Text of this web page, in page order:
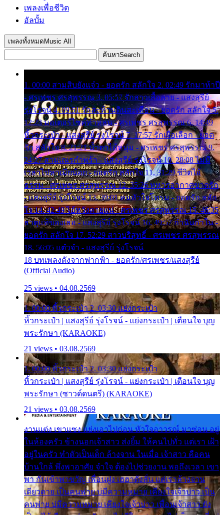
เพลงเพื่อชีวิต
อัลบั้ม
เพลงทั้งหมด Music All
ค้นหาSearch
1. 00:00 สามสิบยังแจ๋ว - ยอดรัก สลักใจ 2. 02:49 รักมาห้าปี
- ศรเพชร ศรสุพรรณ 3. 05:57 รักสาวเสื้อลาย - แสงสุรีย์
รุ่งโรจน์ 4. 09:51 รักสะท้านดินสะเทือน - ยอดรัก สลักใจ 5.
12:23 มอเตอร์ไซค์ทำหล่น - ศรเพชร ศรสุพรรณ 6. 14:49
หิ้วกระเป๋า - แสงสุรีย์ รุ่งโรจน์ 7. 17:57 รักเผื่อเลือก - ยอด
รัก สลักใจ 8. 21:21 น้ำตาไอ้หนุ่ม - ศรเพชร ศรสุพรรณ 9.
24:27 สามเณรกำพร้า - แสงสุรีย์ รุ่งโรจน์ 10. 28:08 ไม่มี
เวลาไปหาเมียน้อย - ยอดรัก สลักใจ 11. 31:29 ชีวิตไอ้
ธรรม - ศรเพชร ศรสุพรรณ 12. 35:26 ทหารอากาศขาดรัก
- แสงสุรีย์ รุ่งโรจน์ 13. 39:01 คนหัวใจโทรม - ยอดรัก สลัก
ใจ 14. 42:49 ไอ้หวังตายแน่ - ศรเพชร ศรสุพรรณ 15. 46:35
ธาตุแท้ของเธอ - แสงสุรีย์ รุ่งโรจน์ 16. 49:57 กำนันกำใน -
ยอดรัก สลักใจ 17. 52:29 สาวบริสุทธิ์ - ศรเพชร ศรสุพรรณ
18. 56:05 แต๋วจ๋า - แสงสุรีย์ รุ่งโรจน์
18 บทเพลงดังจากฟากฟ้า - ยอดรัก/ศรเพชร/แสงสุรีย์
(Official Audio)
25 views • 04.08.2569
1. 00:00 หิ้วกระเป๋า 2. 03:30 แย่งกระเป๋า
หิ้วกระเป๋า | แสงสุรีย์ รุ่งโรจน์ - แย่งกระเป๋า | เตือนใจ บุญ
พระรักษา (KARAOKE)
21 views • 03.08.2569
1. 00:00 หิ้วกระเป๋า 2. 03:30 แย่งกระเป๋า
หิ้วกระเป๋า | แสงสุรีย์ รุ่งโรจน์ - แย่งกระเป๋า | เตือนใจ บุญ
พระรักษา (ซาวด์ดนตรี) (KARAOKE)
21 views • 03.08.2569
งานแต่ง เขาแซง แย่งเอาไปก่อน หัวใจอาวรณ์ มาซ่อน อยู่
ในห้องครัว ข้างนอกเจ้าสาว ส่งยิ้ม ให้คนไปทั่ว แต่เรา เฝ้า
อยู่ในครัว ทำตัวเป็นเด็ก ล้างจาน ในเมื่อ เจ้าสาว คือคน
บ้านใกล้ พึ่งพาอาศัย จำใจ ต้องไปช่วยงาน พอถึงเวลา เขา
พา กันเข้าพาขวัญ เพื่อนฝูง เฮฮาดังลั่น แต่เราล้างจาน
เดียวดาย เป็นคนพ่าย บ่มีความหมาย เคียงใจเจ้าบ่าว เป็น
คนพ่าย บ่มีความหมาย เคียงใจเจ้าบ่าว เพื่อนเจ้าสาว ยัง